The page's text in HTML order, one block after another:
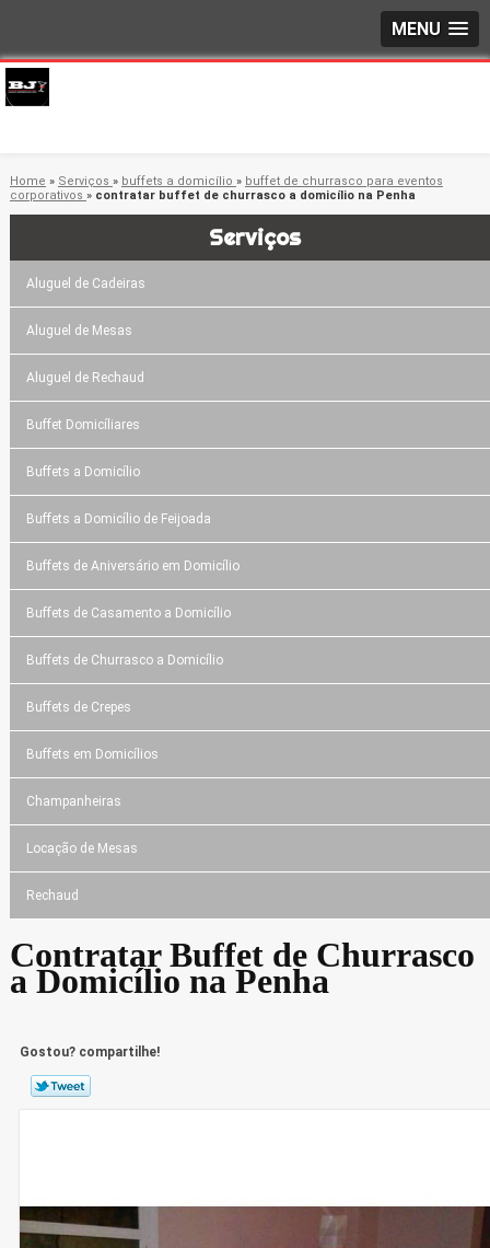
MENU
Home » Serviços » buffets a domicílio » buffet de churrasco para eventos
corporativos » contratar buffet de churrasco a domicílio na Penha
Serviços
Aluguel de Cadeiras
Aluguel de Mesas
Aluguel de Rechaud
Buffet Domicíliares
Buffets a Domicílio
Buffets a Domicílio de Feijoada
Buffets de Aniversário em Domicílio
Buffets de Casamento a Domicílio
Buffets de Churrasco a Domicílio
Buffets de Crepes
Buffets em Domicílios
Champanheiras
Locação de Mesas
Rechaud
Contratar Buffet de Churrasco
a Domicílio na Penha
Gostou? compartilhe!